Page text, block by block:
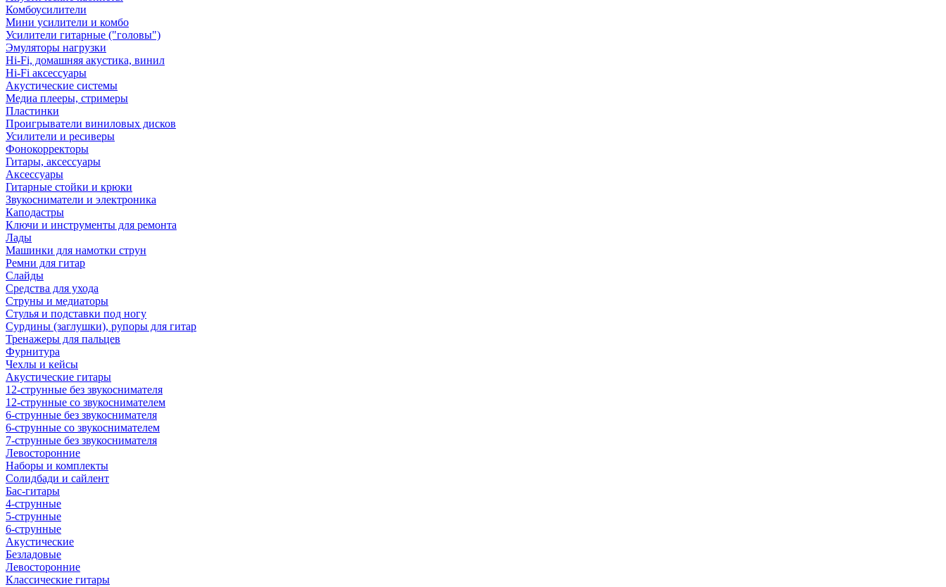
Комбоусилители
Мини усилители и комбо
Усилители гитарные ("головы")
Эмуляторы нагрузки
Hi-Fi, домашняя акустика, винил
Hi-Fi аксессуары
Акустические системы
Медиа плееры, стримеры
Пластинки
Проигрыватели виниловых дисков
Усилители и ресиверы
Фонокорректоры
Гитары, аксессуары
Аксессуары
Гитарные стойки и крюки
Звукосниматели и электроника
Каподастры
Ключи и инструменты для ремонта
Лады
Машинки для намотки струн
Ремни для гитар
Слайды
Средства для ухода
Струны и медиаторы
Стулья и подставки под ногу
Сурдины (заглушки), рупоры для гитар
Тренажеры для пальцев
Фурнитура
Чехлы и кейсы
Акустические гитары
12-струнные без звукоснимателя
12-струнные со звукоснимателем
6-струнные без звукоснимателя
6-струнные со звукоснимателем
7-струнные без звукоснимателя
Левосторонние
Наборы и комплекты
Солидбади и сайлент
Бас-гитары
4-струнные
5-струнные
6-струнные
Акустические
Безладовые
Левосторонние
Классические гитары